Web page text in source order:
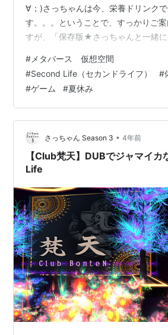
∀；)さっちゃんは今、栄養ドリンク
す。。。ということで、すっかりご
すが、「保存版★さっちゃんと一緒
（予定）となりますが、必要な登録や
事は先にアップします🎵 記事は「保
リーに収納しますので、一緒に進めな
す！ご自分の都合に合わせて、暇だ
な、って時に参考にしていただける
だ、初心者同士のお友達が…
# メタバース 仮想空間
#Second Life（セカンドライフ） #
#ゲーム #夏休み
さっちゃん Season 3 • 4年前
【Club梵天】DUBでジャマイ
Life